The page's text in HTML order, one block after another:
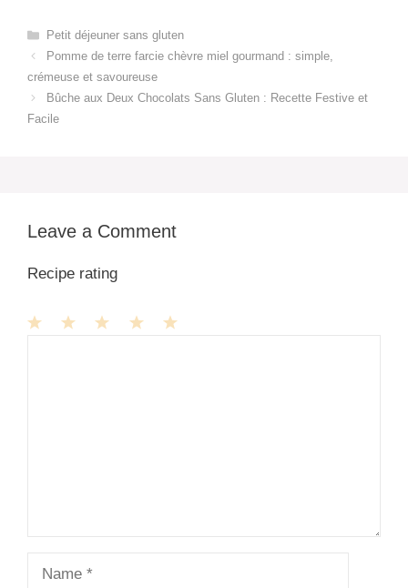
Categories
Petit déjeuner sans gluten​
Pomme de terre farcie chèvre miel gourmand : simple,
crémeuse et savoureuse
Bûche aux Deux Chocolats Sans Gluten : Recette Festive et
Facile
Leave a Comment
Recipe rating